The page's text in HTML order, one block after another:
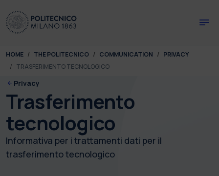
You are here:
HOME THE POLITECNICO COMMUNICATION
PRIVACY
TRASFERIMENTO TECNOLOGICO
Privacy
Trasferimento
tecnologico
Informativa per i trattamenti dati per il
trasferimento tecnologico